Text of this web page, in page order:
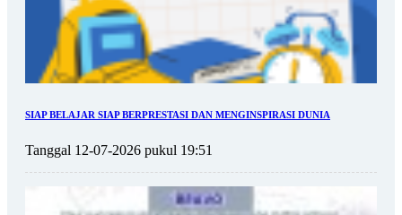
SIAP BELAJAR SIAP BERPRESTASI DAN MENGINSPIRASI DUNIA
Tanggal 12-07-2026 pukul 19:51